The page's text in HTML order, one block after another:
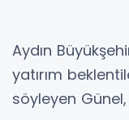
Aydın
yatırım
söyleyen Günel,